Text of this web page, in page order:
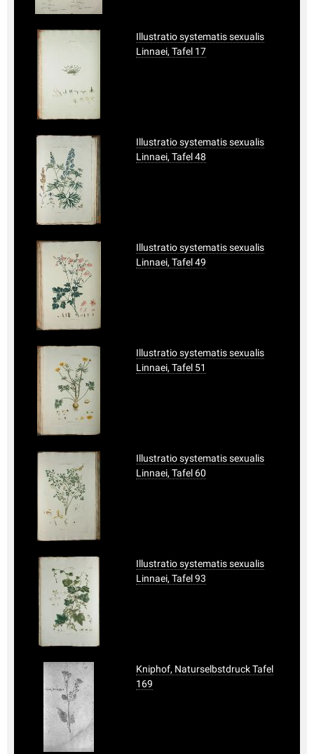
Illustratio systematis sexualis
Linnaei, Tafel 17
Illustratio systematis sexualis
Linnaei, Tafel 48
Illustratio systematis sexualis
Linnaei, Tafel 49
Illustratio systematis sexualis
Linnaei, Tafel 51
Illustratio systematis sexualis
Linnaei, Tafel 60
Illustratio systematis sexualis
Linnaei, Tafel 93
Kniphof, Naturselbstdruck Tafel
169